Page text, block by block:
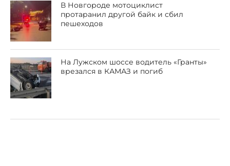
В Новгороде мотоциклист
протаранил другой байк и сбил
пешеходов
На Лужском шоссе водитель «Гранты»
врезался в КАМАЗ и погиб